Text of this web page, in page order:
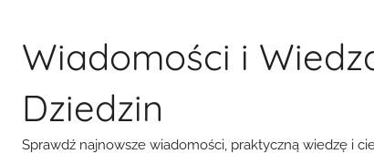
treściWiadomości i
Dziedzin
Sprawdź najnowsze wiadomości, praktyczną wiedzę i